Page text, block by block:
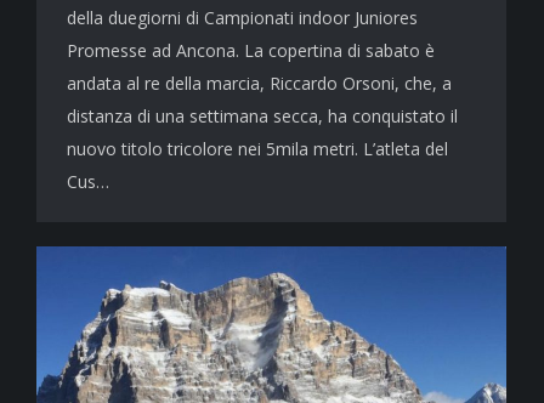
della duegiorni di Campionati indoor Juniores
Promesse ad Ancona. La copertina di sabato è
andata al re della marcia, Riccardo Orsoni, che, a
distanza di una settimana secca, ha conquistato il
nuovo titolo tricolore nei 5mila metri. L’atleta del
Cus…